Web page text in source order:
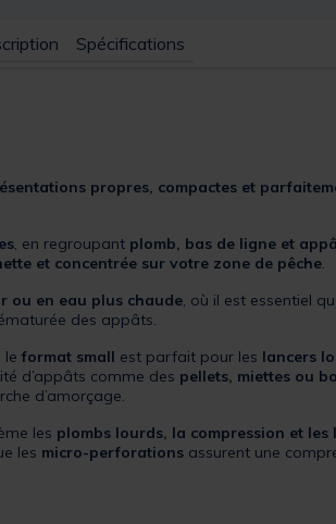
Spécifications
propres, compactes et
, en regroupant plomb, bas de ligne et
et concentrée sur votre zone de pêche.
ou en eau plus chaude, où il est essentiel
des appâts.
le format small est parfait pour les lancers
d’appâts comme des pellets, miettes ou
d’amorçage.
les plombs lourds, la compression et les
les micro-perforations assurent une